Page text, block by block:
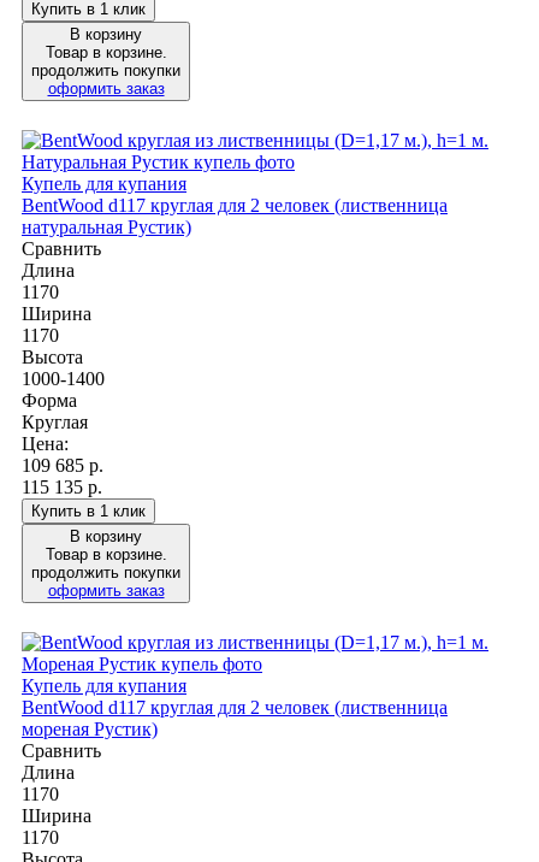
Купить в 1 клик
В корзину
Товар в корзине.
продолжить покупки
оформить заказ
Купель для купания
BentWood d117 круглая для 2 человек (лиственница
натуральная Рустик)
Сравнить
Длина
1170
Ширина
1170
Высота
1000-1400
Форма
Круглая
Цена:
109 685 р.
115 135 р.
Купить в 1 клик
В корзину
Товар в корзине.
продолжить покупки
оформить заказ
Купель для купания
BentWood d117 круглая для 2 человек (лиственница
мореная Рустик)
Сравнить
Длина
1170
Ширина
1170